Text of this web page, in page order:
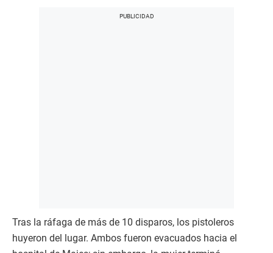
Tras la ráfaga de más de 10 disparos, los pistoleros
huyeron del lugar. Ambos fueron evacuados hacia el